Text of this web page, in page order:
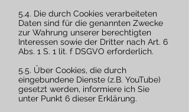
5.4. Die durch Cookies verarbeiteten
Daten sind für die genannten Zwecke
zur Wahrung unserer berechtigten
Interessen sowie der Dritter nach Art. 6
Abs. 1 S. 1 lit. f DSGVO erforderlich.
5.5. Über Cookies, die durch
eingebundene Dienste (z.B. YouTube)
gesetzt werden, informiere ich Sie
unter Punkt 6 dieser Erklärung.